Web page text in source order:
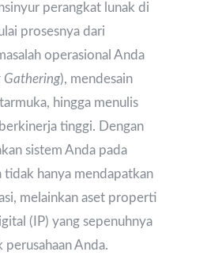
perangkat lunak di
prosesnya dari
operasional Anda
Gathering), mendesain
hingga menulis
tinggi. Dengan
sistem Anda pada
tidak hanya mendapatkan
melainkan aset properti
(IP) yang sepenuhnya
perusahaan Anda.